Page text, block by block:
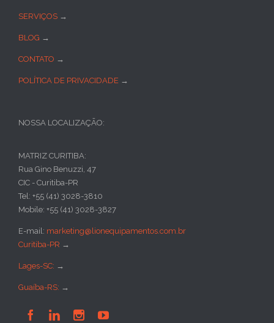
SERVIÇOS →
BLOG →
CONTATO →
POLÍTICA DE PRIVACIDADE →
NOSSA LOCALIZAÇÃO:
MATRIZ CURITIBA:
Rua Gino Benuzzi, 47
CIC - Curitiba-PR
Tel: +55 (41) 3028-3810
Mobile: +55 (41) 3028-3827
E-mail: marketing@lionequipamentos.com.br
Curitiba-PR →
Lages-SC: →
Guaíba-RS: →
   